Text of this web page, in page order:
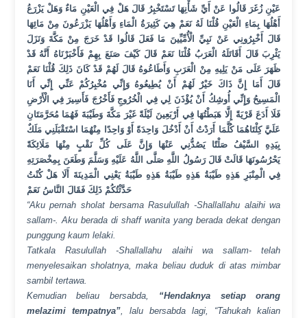
عَيْنِ زُغَرَ قَالُوا عَنْ أَيِّ شَأْنِهَا تَسْتَخْبِرُ قَالَ هَلْ فِي الْعَيْنِ مَاءٌ وَهَلْ يَزْرَعُ
أَهْلُهَا بِمَاءِ الْعَيْنِ قُلْنَا لَهُ نَعَمْ هِيَ كَثِيرَةُ الْمَاءِ وَأَهْلُهَا يَزْرَعُونَ مِنْ مَائِهَا
قَالَ أَخْبِرُونِي عَنْ نَبِيِّ الْأُمِّيِّينَ مَا فَعَلَ قَالُوا قَدْ خَرَجَ مِنْ مَكَّةَ وَنَزَلَ
يَثْرِبَ قَالَ أَقَاتَلَهُ الْعَرَبُ قُلْنَا نَعَمْ قَالَ كَيْفَ صَنَعَ بِهِمْ فَأَخْبَرْنَاهُ أَنَّهُ قَدْ
ظَهَرَ عَلَى مَنْ يَلِيهِ مِنْ الْعَرَبِ وَأَطَاعُوهُ قَالَ لَهُمْ قَدْ كَانَ ذَلِكَ قُلْنَا نَعَمْ
قَالَ أَمَا إِنَّ ذَاكَ خَيْرٌ لَهُمْ أَنْ يُطِيعُوهُ وَإِنِّي مُخْبِرُكُمْ عَنِّي إِنِّي أَنَا
الْمَسِيحُ وَإِنِّي أُوشِكُ أَنْ يُؤْذَنَ لِي فِي الْخُرُوجِ فَأَخْرُجَ فَأَسِيرَ فِي الْأَرْضِ
فَلَا أَدَعَ قَرْيَةً إِلَّا هَبَطْتُهَا فِي أَرْبَعِينَ لَيْلَةً غَيْرَ مَكَّةَ وَطَيْبَةَ فَهُمَا مُحَرَّمَتَانِ
عَلَيَّ كِلْتَاهُمَا كُلَّمَا أَرَدْتُ أَنْ أَدْخُلَ وَاحِدَةً أَوْ وَاحِدًا مِنْهُمَا اسْتَقْبَلَنِي مَلَكٌ
بِيَدِهِ السَّيْفُ صَلْتًا يَصُدُّنِي عَنْهَا وَإِنَّ عَلَى كُلِّ نَقْبٍ مِنْهَا مَلَائِكَةً
يَحْرُسُونَهَا قَالَتْ قَالَ رَسُولُ اللَّهِ صَلَّى اللَّهُ عَلَيْهِ وَسَلَّمَ وَطَعَنَ بِمِخْصَرَتِهِ
فِي الْمِنْبَرِ هَذِهِ طَيْبَةُ هَذِهِ طَيْبَةُ هَذِهِ طَيْبَةُ يَعْنِي الْمَدِينَةَ أَلَا هَلْ كُنْتُ
حَدَّثْتُكُمْ ذَلِكَ فَقَالَ النَّاسُ نَعَمْ
“Aku pernah sholat bersama Rasulullah -Shallallahu alaihi wa
sallam-. Aku berada di shaff wanita yang berada dekat dengan
punggung kaum lelaki.
Tatkala Rasulullah -Shallallahu alaihi wa sallam- telah
menyelesaikan sholatnya, maka beliau duduk di atas mimbar
sambil tertawa.
Kemudian beliau bersabda, “Hendaknya setiap orang
melazimi tempatnya”, lalu bersabda lagi, “Tahukah kalian